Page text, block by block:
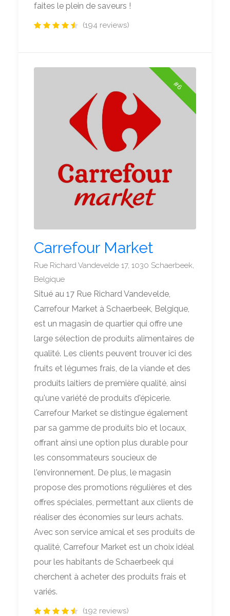
faites le plein de saveurs !
(194 reviews)
#6
Carrefour Market
Rue Richard Vandevelde 17, 1030 Schaerbeek,
Belgique
Situé au 17 Rue Richard Vandevelde,
Carrefour Market à Schaerbeek, Belgique,
est un magasin de quartier qui offre une
large sélection de produits alimentaires de
qualité. Les clients peuvent trouver ici des
fruits et légumes frais, de la viande et des
produits laitiers de première qualité, ainsi
qu'une variété de produits d'épicerie.
Carrefour Market se distingue également
par sa gamme de produits bio et locaux,
offrant ainsi une option plus durable pour
les consommateurs soucieux de
l'environnement. De plus, le magasin
propose des promotions régulières et des
offres spéciales, permettant aux clients de
réaliser des économies sur leurs achats.
Avec son service amical et ses produits de
qualité, Carrefour Market est un choix idéal
pour les habitants de Schaerbeek qui
cherchent à acheter des produits frais et
variés.
(192 reviews)